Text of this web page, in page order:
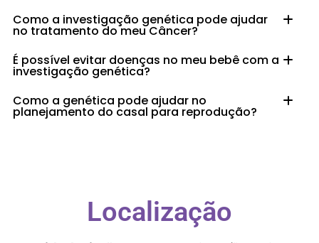
Como a investigação genética pode ajudar
no tratamento do meu Câncer?
É possível evitar doenças no meu bebê com a
investigação genética?
Como a genética pode ajudar no
planejamento do casal para reprodução?
Localização